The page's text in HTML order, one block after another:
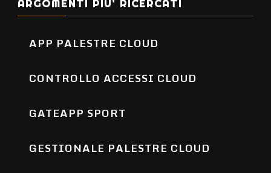
ARGOMENTI PIU’ RICERCATI
APP PALESTRE CLOUD
CONTROLLO ACCESSI CLOUD
GATEAPP SPORT
GESTIONALE PALESTRE CLOUD